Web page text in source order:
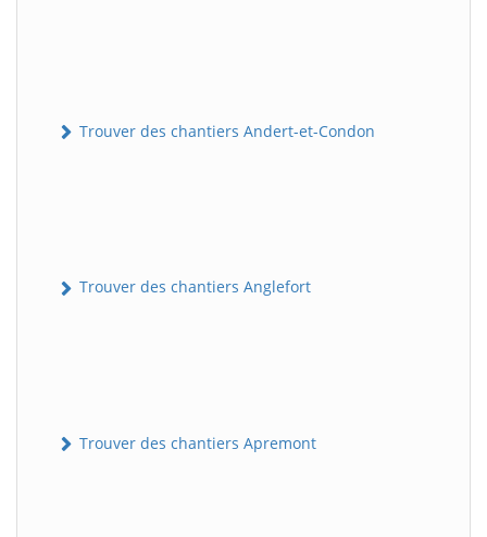
Trouver des chantiers Andert-et-Condon
Trouver des chantiers Anglefort
Trouver des chantiers Apremont